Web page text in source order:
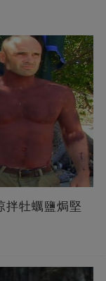
拌牡蠣鹽焗堅